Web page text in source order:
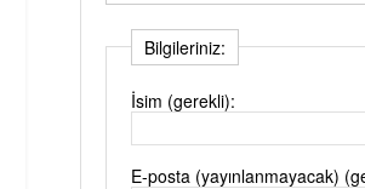
Bilgileriniz:
İsim (gerekli):
E-posta (yayınlanmayacak)